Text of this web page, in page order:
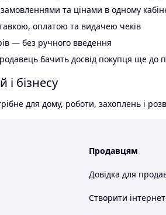
та цінами в одному
оплатою та видачею чеків
— без ручного введення
бачить досвід покупця ще до
бізнесу
для дому, роботи, захоплень і
Продавцям
Довідка для
Створити